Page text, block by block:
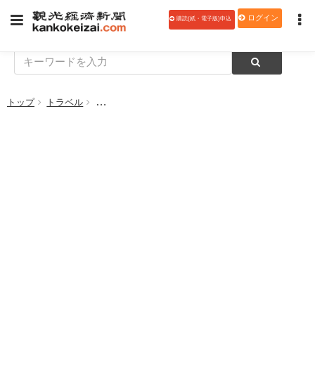
購読(紙・電子版)申込 ログイン
トップ トラベル JTB時刻表100周年キャンペーン「旅は続くよ、どこ